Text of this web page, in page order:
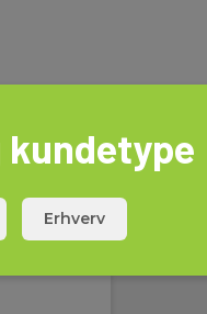
Erhverv